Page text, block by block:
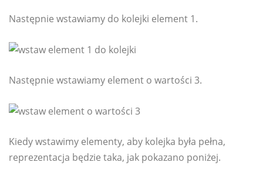
Następnie wstawiamy do kolejki element 1.
Następnie wstawiamy element o wartości 3.
Kiedy wstawimy elementy, aby kolejka była pełna,
reprezentacja będzie taka, jak pokazano poniżej.